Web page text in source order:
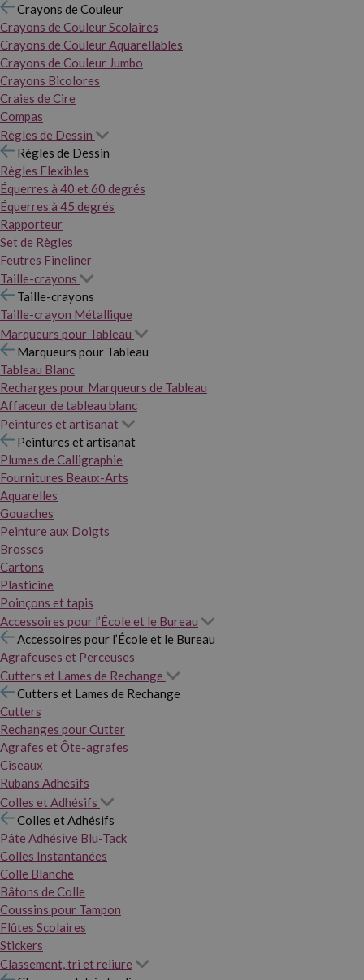
Crayons de Couleur
Crayons de Couleur Scolaires
Crayons de Couleur Aquarellables
Crayons de Couleur Jumbo
Crayons Bicolores
Craies de Cire
Compas
Règles de Dessin
Règles de Dessin
Règles Flexibles
Équerres à 40 et 60 degrés
Équerres à 45 degrés
Rapporteur
Set de Règles
Feutres Fineliner
Taille-crayons
Taille-crayons
Taille-crayon Métallique
Marqueurs pour Tableau
Marqueurs pour Tableau
Tableau Blanc
Recharges pour Marqueurs de Tableau
Affaceur de tableau blanc
Peintures et artisanat
Peintures et artisanat
Plumes de Calligraphie
Fournitures Beaux-Arts
Aquarelles
Gouaches
Peinture aux Doigts
Brosses
Cartons
Plasticine
Poinçons et tapis
Accessoires pour l’École et le Bureau
Accessoires pour l’École et le Bureau
Agrafeuses et Perceuses
Cutters et Lames de Rechange
Cutters et Lames de Rechange
Cutters
Rechanges pour Cutter
Agrafes et Ôte-agrafes
Ciseaux
Rubans Adhésifs
Colles et Adhésifs
Colles et Adhésifs
Pâte Adhésive Blu-Tack
Colles Instantanées
Colle Blanche
Bâtons de Colle
Coussins pour Tampon
Flûtes Scolaires
Stickers
Classement, tri et reliure